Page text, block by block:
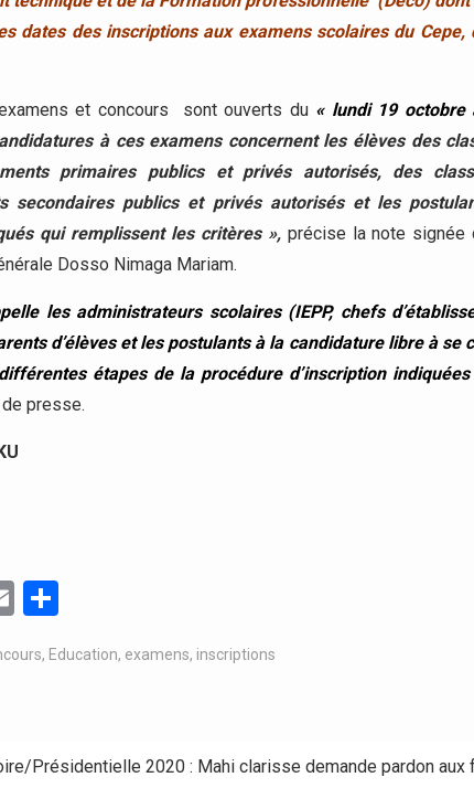
dates des inscriptions aux examens scolaires du
et concours sont ouverts du« lundi 19 octobre
à ces examens concernent les élèves des
primaires publics et privés autorisés, des
secondaires publics et privés autorisés et les
qui remplissent les critères », précise la note signée
Dosso Nimaga Mariam.
les administrateurs scolaires (IEPP, chefs
d’élèves et les postulants à la candidature libre à
étapes de la procédure d’inscription
presse.
Email
, Education, examens, inscriptions
Présidentielle 2020 : Mahi clarisse demande pardon